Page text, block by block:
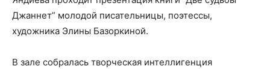
Джаннет” молодой писательницы, поэтессы,
художника Элины Базоркиной.
В зале собралась творческая интеллигенция